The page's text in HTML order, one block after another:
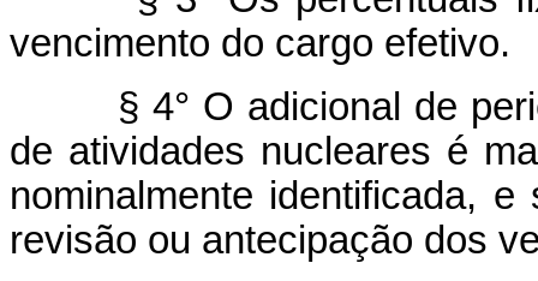
vencimento do cargo efetivo.
§ 4° O adicional de
de atividades nucleares é
nominalmente identificada,
revisão ou antecipação dos